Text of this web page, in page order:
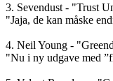
3. Sevendust - "Trust
"Jaja, de kan måske
4. Neil Young -
"Nu i ny udgave med